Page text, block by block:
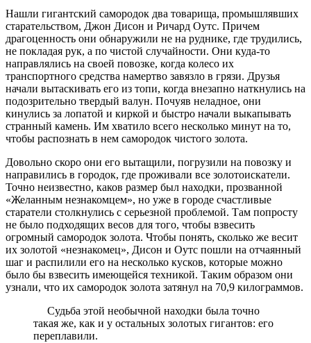
Нашли гигантский самородок два товарища, промышлявших
старательством, Джон Дисон и Ричард Оутс. Причем
драгоценность они обнаружили не на руднике, где трудились,
не покладая рук, а по чистой случайности. Они куда-то
направлялись на своей повозке, когда колесо их
транспортного средства намертво завязло в грязи. Друзья
начали вытаскивать его из топи, когда внезапно наткнулись на
подозрительно твердый валун. Почуяв неладное, они
кинулись за лопатой и киркой и быстро начали выкапывать
странный камень. Им хватило всего несколько минут на то,
чтобы распознать в нем самородок чистого золота.
Довольно скоро они его вытащили, погрузили на повозку и
направились в городок, где проживали все золотоискатели.
Точно неизвестно, каков размер был находки, прозванной
«Желанным незнакомцем», но уже в городе счастливые
старатели столкнулись с серьезной проблемой. Там попросту
не было подходящих весов для того, чтобы взвесить
огромный самородок золота. Чтобы понять, сколько же весит
их золотой «незнакомец», Дисон и Оутс пошли на отчаянный
шаг и распилили его на несколько кусков, которые можно
было бы взвесить имеющейся техникой. Таким образом они
узнали, что их самородок золота затянул на 70,9 килограммов.
Судьба этой необычной находки была точно
такая же, как и у остальных золотых гигантов: его
переплавили.